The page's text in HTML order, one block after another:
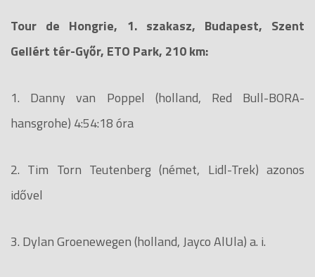
Tour de Hongrie, 1. szakasz, Budapest, Szent
Gellért tér-Győr, ETO Park, 210 km:
1. Danny van Poppel (holland, Red Bull-BORA-
hansgrohe) 4:54:18 óra
2. Tim Torn Teutenberg (német, Lidl-Trek) azonos
idővel
3. Dylan Groenewegen (holland, Jayco AlUla) a. i.